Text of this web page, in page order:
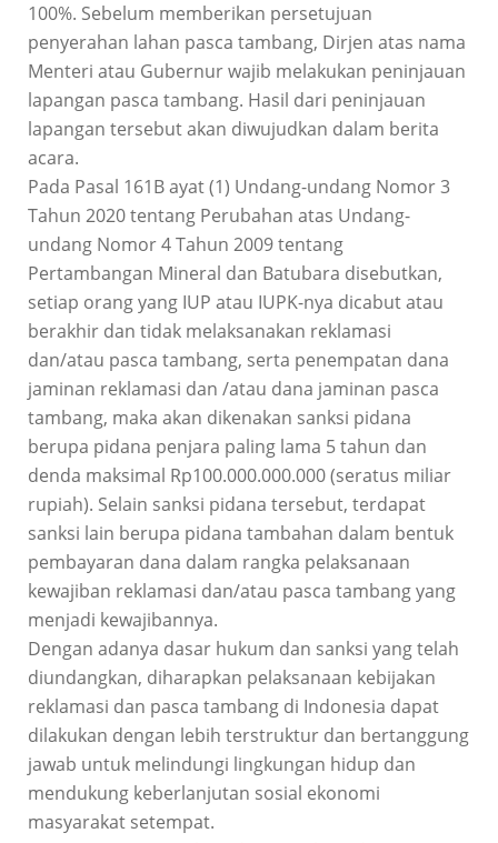
100%. Sebelum memberikan persetujuan
penyerahan lahan pasca tambang, Dirjen atas nama
Menteri atau Gubernur wajib melakukan peninjauan
lapangan pasca tambang. Hasil dari peninjauan
lapangan tersebut akan diwujudkan dalam berita
acara.
Pada Pasal 161B ayat (1) Undang-undang Nomor 3
Tahun 2020 tentang Perubahan atas Undang-
undang Nomor 4 Tahun 2009 tentang
Pertambangan Mineral dan Batubara disebutkan,
setiap orang yang IUP atau IUPK-nya dicabut atau
berakhir dan tidak melaksanakan reklamasi
dan/atau pasca tambang, serta penempatan dana
jaminan reklamasi dan /atau dana jaminan pasca
tambang, maka akan dikenakan sanksi pidana
berupa pidana penjara paling lama 5 tahun dan
denda maksimal Rp100.000.000.000 (seratus miliar
rupiah). Selain sanksi pidana tersebut, terdapat
sanksi lain berupa pidana tambahan dalam bentuk
pembayaran dana dalam rangka pelaksanaan
kewajiban reklamasi dan/atau pasca tambang yang
menjadi kewajibannya.
Dengan adanya dasar hukum dan sanksi yang telah
diundangkan, diharapkan pelaksanaan kebijakan
reklamasi dan pasca tambang di Indonesia dapat
dilakukan dengan lebih terstruktur dan bertanggung
jawab untuk melindungi lingkungan hidup dan
mendukung keberlanjutan sosial ekonomi
masyarakat setempat.